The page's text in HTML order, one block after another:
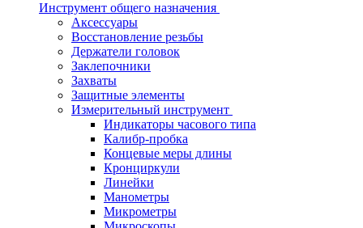
Инструмент общего назначения
Аксессуары
Восстановление резьбы
Держатели головок
Заклепочники
Захваты
Защитные элементы
Измерительный инструмент
Индикаторы часового типа
Калибр-пробка
Концевые меры длины
Кронциркули
Линейки
Манометры
Микрометры